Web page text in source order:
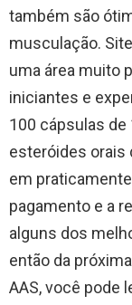
também são
musculação.
uma área muito
iniciantes e
100 cápsulas de
esteróides orais
em
pagamento e a
alguns dos
então da
AAS, você pode